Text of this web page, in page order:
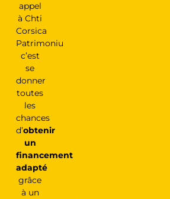
appel
à Chti
Corsica
Patrimoniu
c’est
se
donner
toutes
les
chances
d’obtenir
un
financement
adapté
grâce
à un